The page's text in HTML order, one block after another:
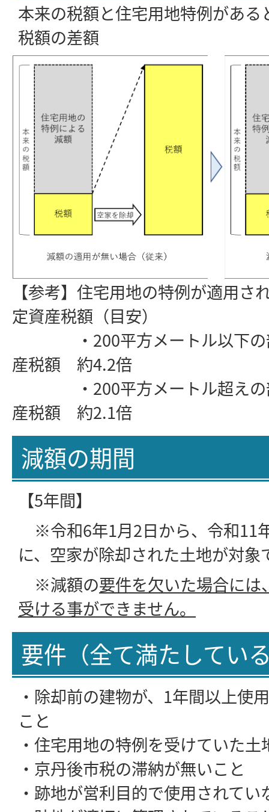
本来の税額と住宅用地特例がある
税額の差額
【参考】住宅用地の特例が適用さ
定資産税額（目安）
・200平方メートル以下の
産税額 約4.2倍
・200平方メートル超えの
産税額 約2.1倍
減額の期間
【5年間】
※令和6年1月2日から、令和11
に、空家が除却された土地が対象
※減額の要件を欠いた場合に
受ける事ができません。
要件（全て満たしてい
・除却前の建物が、1年間以上使
こと
・住宅用地の特例を受けていた
・京丹後市税の滞納が無いこと
・跡地が営利目的で使用されてい